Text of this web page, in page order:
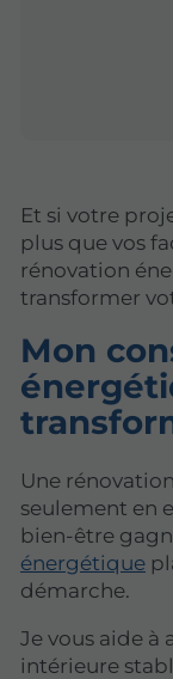
Et si votre
plus que vos
rénovation
transformer
Mon
Une
seulement en
bien-être
énergétique
démarche.
Je vous aide
intérieure